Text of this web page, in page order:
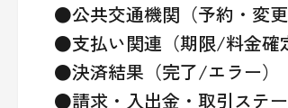
●公共交通機関（予約・変更
●支払い関連（期限/料金確
●決済結果（完了/エラー）
●請求・入出金・取引ステ